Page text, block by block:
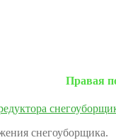
Правая
снегоуборщика.